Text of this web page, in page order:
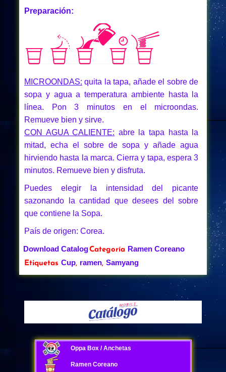
Preparación:
MICROONDAS: quita la tapa, añade el sobre de
sopa y agua a temperatura ambiente hasta la
línea. Pon 3 minutos en el microondas.
Remueve bien y sirve.
CON AGUA CALIENTE: abre la tapa hasta la
mitad, echa el sobre de sopa y añade agua
hirviendo hasta la marca. Cierra y tapa, espera 3
minutos. Remueve bien y disfruta.
Puedes elegir la intensidad del picante
sazonando la cantidad que desees del sobre
que contiene la Sopa.
País de origen: Corea.
Download CatalogCategoría Ramen Coreano
Etiquetas Cup, ramen, Samyang
Oppa Box / Anchetas
Ramen Coreano